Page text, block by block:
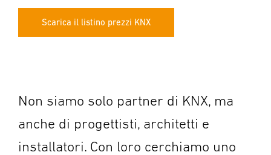
Scarica il listino prezzi KNX
Non siamo solo partner di KNX, ma
anche di progettisti, architetti e
installatori. Con loro cerchiamo uno